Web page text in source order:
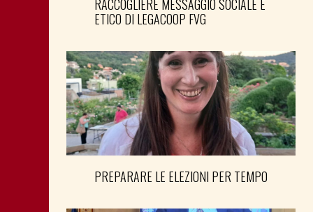
RACCOGLIERE MESSAGGIO SOCIALE E
ETICO DI LEGACOOP FVG
PREPARARE LE ELEZIONI PER TEMPO